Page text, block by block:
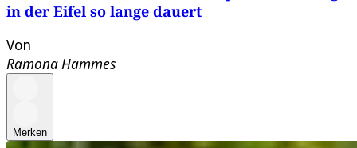
in der Eifel so lange dauert
Von
Ramona Hammes
Merken